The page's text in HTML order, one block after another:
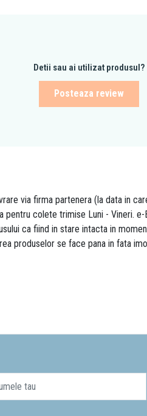
Detii sau ai utilizat produsul?
Posteaza review
via firma partenera (la data in
colete trimise Luni - Vineri.
ca fiind in stare intacta in
produselor se face pana in fata
tau